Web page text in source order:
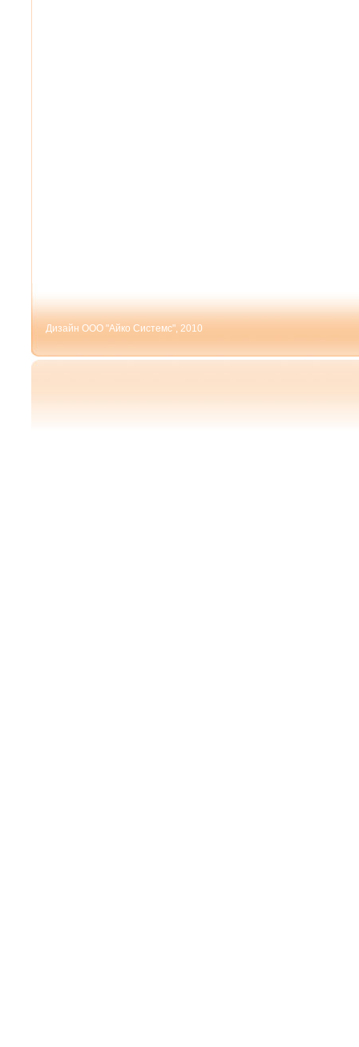
Дизайн ООО "Айко Системс", 2010